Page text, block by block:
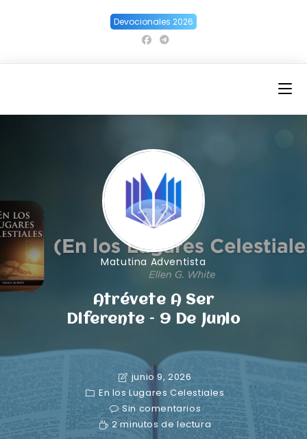
Devocionales 2026
Matutina Adventista
Atrévete A Ser
Diferente – 9 De Junio
junio 9, 2026
En los Lugares Celestiales
Sin comentarios
2 minutos de lectura